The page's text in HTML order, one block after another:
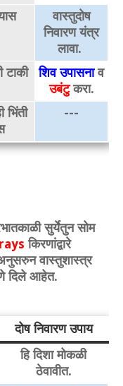
वास्तुदोष
निवारण यंत्र
लावा.
टाकी
शिव उपासनाव
उबंटुकरा.
भिंती
---
सुर्येतुन सोम
किरणांद्वारे
वास्तुशास्त्र
दिले आहेत.
दोष निवारण उपाय
हि दिशा मोकळी
ठेवावीत.